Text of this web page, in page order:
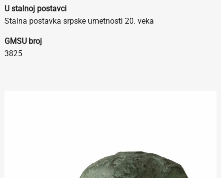
U stalnoj postavci
Stalna postavka srpske umetnosti 20. veka
GMSU broj
3825